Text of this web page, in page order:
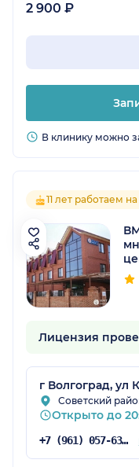
2 900 ₽
В клинику можно
11 лет работаем
Лицензия
г Волгоград, ул
Советский
Открыто до
+7 (961) 057-63-26